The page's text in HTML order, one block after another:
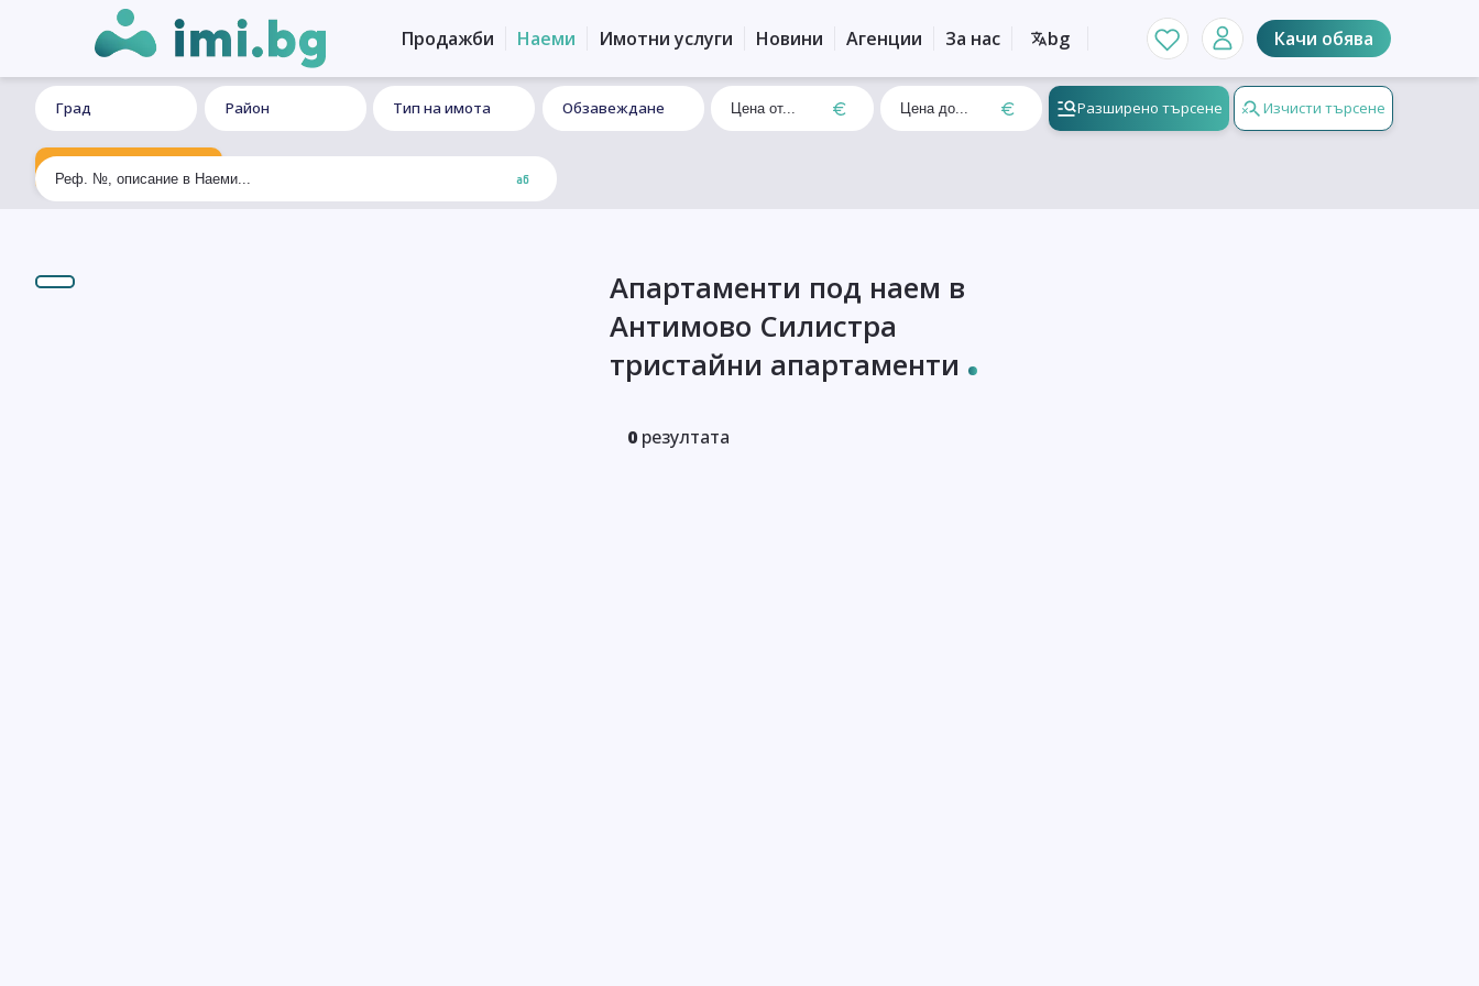
Продажби Наеми Имотни услуги Новини Агенции За нас bg Качи обява
Град Район Тип на имота Обзавеждане Разширено търсене Изчисти търсене
Ексклузивно търсене
Апартаменти под наем в
Антимово Силистра
тристайни апартаменти
0 резултата